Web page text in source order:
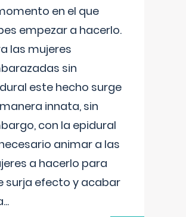
en el que
empezar a hacerlo.
las mujeres
sin
este hecho surge
innata, sin
con la epidural
animar a las
a hacerlo para
surja efecto y acabar
...